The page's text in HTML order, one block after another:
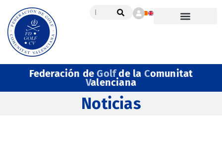
Federación deGolfde la Comunitat
Valenciana
Noticias